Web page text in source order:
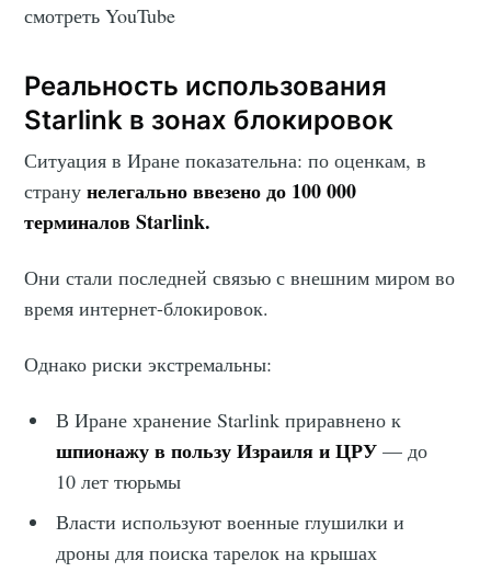
смотреть YouTube
Реальность использования
Starlink в зонах блокировок
Ситуация в Иране показательна: по оценкам, в
странунелегально ввезено до 100 000
терминалов Starlink.
Они стали последней связью с внешним миром во
время интернет-блокировок.
Однако риски экстремальны:
В Иране хранение Starlink приравнено к
шпионажу в пользу Израиля и ЦРУ — до
10 лет тюрьмы
Власти используют военные глушилки и
дроны для поиска тарелок на крышах